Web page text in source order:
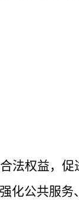
法权益，
化公共服